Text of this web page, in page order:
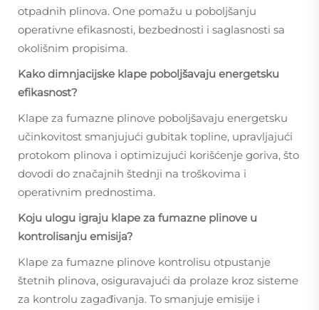
otpadnih plinova. One pomažu u poboljšanju
operativne efikasnosti, bezbednosti i saglasnosti sa
okolišnim propisima.
Kako dimnjacijske klape poboljšavaju energetsku
efikasnost?
Klape za fumazne plinove poboljšavaju energetsku
učinkovitost smanjujući gubitak topline, upravljajući
protokom plinova i optimizujući korišćenje goriva, što
dovodi do značajnih štednji na troškovima i
operativnim prednostima.
Koju ulogu igraju klape za fumazne plinove u
kontrolisanju emisija?
Klape za fumazne plinove kontrolisu otpustanje
štetnih plinova, osiguravajući da prolaze kroz sisteme
za kontrolu zagađivanja. To smanjuje emisije i